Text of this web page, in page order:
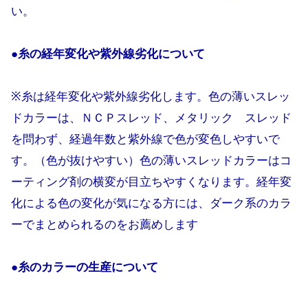
い。
●糸の経年変化や紫外線劣化について
※糸は経年変化や紫外線劣化します。色の薄いスレッ
ドカラーは、ＮＣＰスレッド、メタリック スレッド
を問わず、経過年数と紫外線で色が変色しやすいで
す。（色が抜けやすい）色の薄いスレッドカラーはコ
ーティング剤の横変が目立ちやすくなります。経年変
化による色の変化が気になる方には、ダーク系のカラ
ーでまとめられるのをお薦めします
●糸のカラーの生産について